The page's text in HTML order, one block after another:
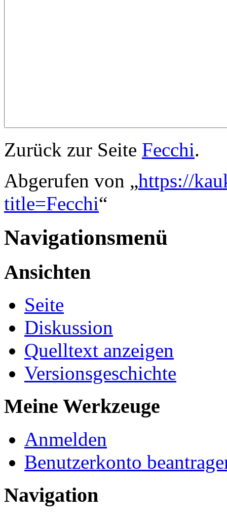
Zurück zur Seite Fecchi.
Abgerufen von „https://
title=Fecchi“
Navigationsmenü
Ansichten
Seite
Diskussion
Quelltext anzeigen
Versionsgeschichte
Meine Werkzeuge
Anmelden
Benutzerkonto
Navigation